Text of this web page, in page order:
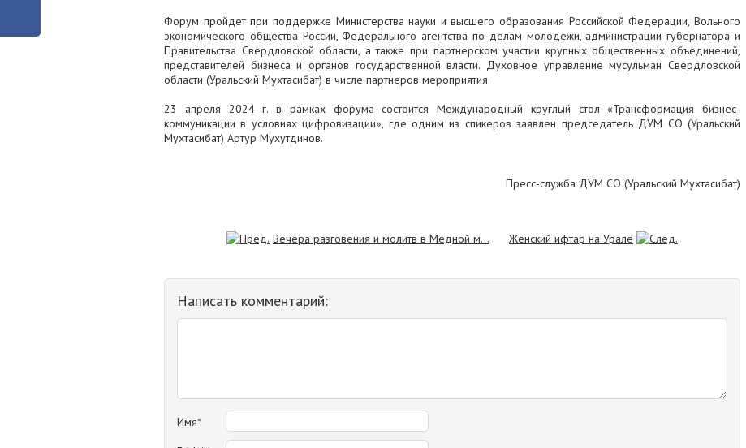
Форум пройдет при поддержке Министерства науки и высшего образования Российской Федерации, Вольного
экономического общества России, Федерального агентства по делам молодежи, администрации губернатора и
Правительства Свердловской области, а также при партнерском участии крупных общественных объединений,
представителей бизнеса и органов государственной власти. Духовное управление мусульман Свердловской
области (Уральский Мухтасибат) в числе партнеров мероприятия.
23 апреля 2024 г. в рамках форума состоится Международный круглый стол «Трансформация бизнес-
коммуникации в условиях цифровизации», где одним из спикеров заявлен председатель ДУМ СО (Уральский
Мухтасибат) Артур Мухутдинов.
Пресс-служба ДУМ СО (Уральский Мухтасибат)
Вечера разговения и молитв в Медной м... Женский ифтар на Урале
Написать комментарий:
Имя*